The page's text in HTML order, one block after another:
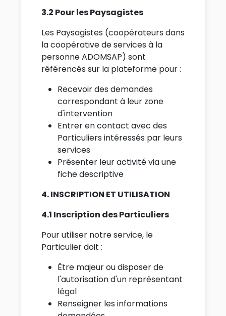
3.2 Pour les Paysagistes
Les Paysagistes (coopérateurs dans
la coopérative de services à la
personne ADOMSAP) sont
référencés sur la plateforme pour :
Recevoir des demandes
correspondant à leur zone
d'intervention
Entrer en contact avec des
Particuliers intéressés par leurs
services
Présenter leur activité via une
fiche descriptive
4. INSCRIPTION ET UTILISATION
4.1 Inscription des Particuliers
Pour utiliser notre service, le
Particulier doit :
Être majeur ou disposer de
l'autorisation d'un représentant
légal
Renseigner les informations